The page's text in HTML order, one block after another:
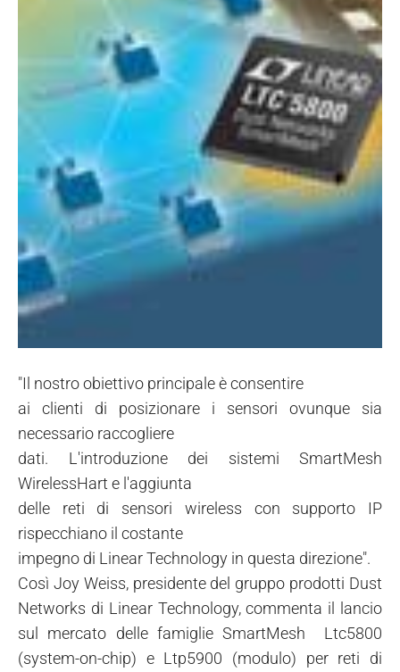
"Il nostro obiettivo principale è consentire
ai clienti di posizionare i sensori ovunque sia
necessario raccogliere
dati. L'introduzione dei sistemi SmartMesh
WirelessHart e l'aggiunta
delle reti di sensori wireless con supporto IP
rispecchiano il costante
impegno di Linear Technology in questa direzione".
Così Joy Weiss, presidente del gruppo prodotti Dust
Networks di Linear Technology, commenta il lancio
sul mercato delle famiglie SmartMesh Ltc5800
(system-on-chip) e Ltp5900 (modulo) per reti di